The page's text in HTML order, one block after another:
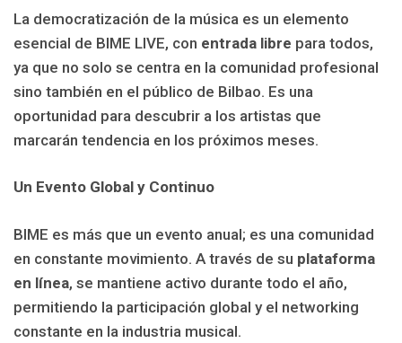
La democratización de la música es un elemento
esencial de BIME LIVE, con entrada libre para todos,
ya que no solo se centra en la comunidad profesional
sino también en el público de Bilbao. Es una
oportunidad para descubrir a los artistas que
marcarán tendencia en los próximos meses.
Un Evento Global y Continuo
BIME es más que un evento anual; es una comunidad
en constante movimiento. A través de su plataforma
en línea, se mantiene activo durante todo el año,
permitiendo la participación global y el networking
constante en la industria musical.